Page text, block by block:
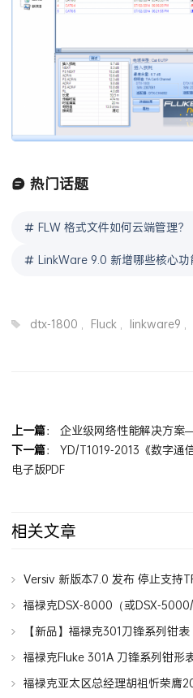
热门话题
FLW 格式文件如何云端管理？
LinkWare 9.0 新增哪些核心功
dtx-1800 Fluck linkware9
上一篇： 企业级网络性能解决方
下一篇： YD/T1019-2013《数字通
电子版PDF
相关文章
Versiv 新版本7.0 发布 停止支持
福禄克DSX-8000（或DSX-
线7A类网线？
【新品】福禄克301刀锋系列钳
福禄克Fluke 301A 刀锋系列钳形
福禄克亚太区总经理胡祖忻荣膺